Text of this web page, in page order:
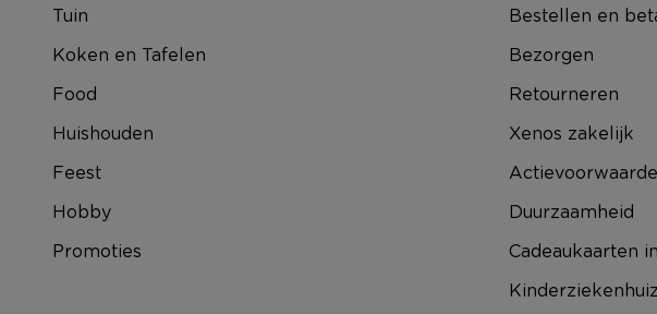
Tuin
Koken en Tafelen
Food
Huishouden
Feest
Hobby
Promoties
Bestellen en
Bezorgen
Retourneren
Xenos zakelijk
Duurzaamheid
Cadeaukaarten